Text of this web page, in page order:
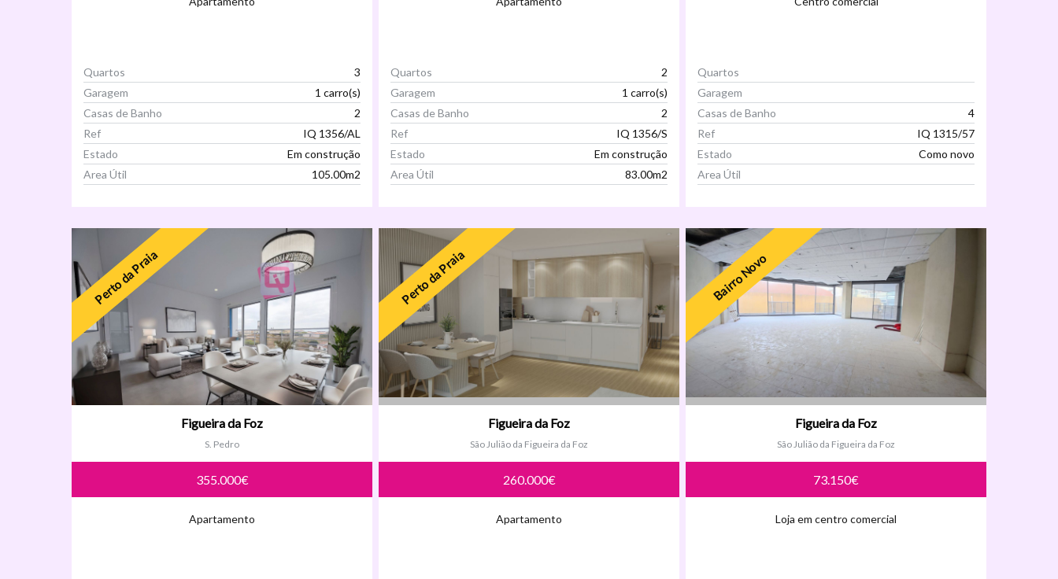
Quartos
3
Garagem
1 carro(s)
Casas de Banho
2
Ref
IQ 1356/AL
Estado
Em construção
Area Útil
105.00m2
Quartos
2
Garagem
1 carro(s)
Casas de Banho
2
Ref
IQ 1356/S
Estado
Em construção
Area Útil
83.00m2
Quartos
Garagem
Casas de Banho
4
Ref
IQ 1315/57
Estado
Como novo
Area Útil
Perto da Praia
Figueira da Foz
S. Pedro
355.000€
Apartamento
Perto da Praia
Figueira da Foz
São Julião da Figueira da Foz
260.000€
Apartamento
Bairro Novo
Figueira da Foz
São Julião da Figueira da Foz
73.150€
Loja em centro comercial